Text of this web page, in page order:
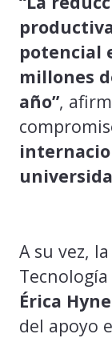
potencial
millones
año”,
A su vez,
Érica
del apoyo